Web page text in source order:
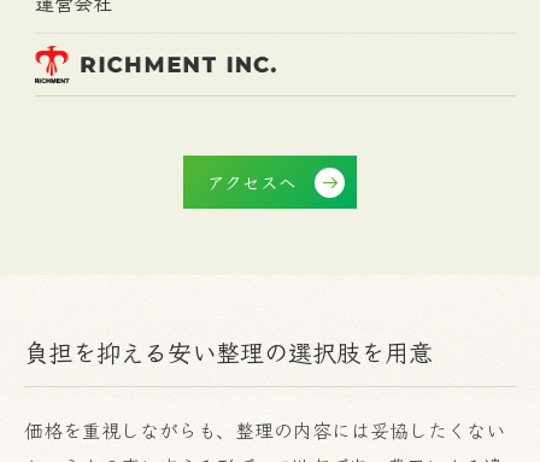
アクセスへ
負担を抑える安い整理の選択肢を用意
価格を重視しながらも、整理の内容には妥協したくない